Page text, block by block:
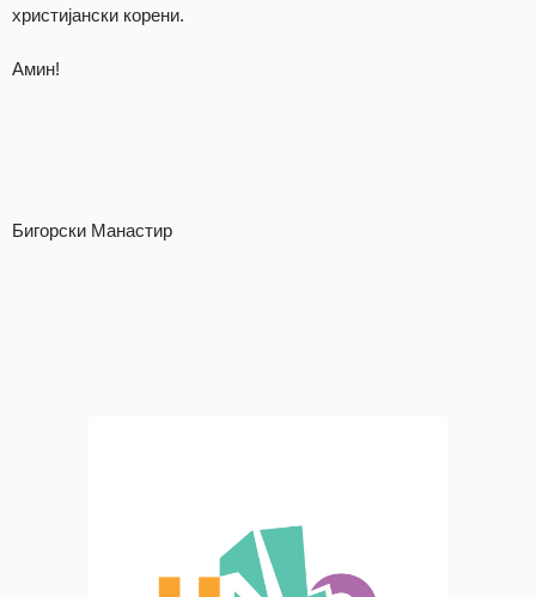
христијански корени.
Амин!
Бигорски Манастир